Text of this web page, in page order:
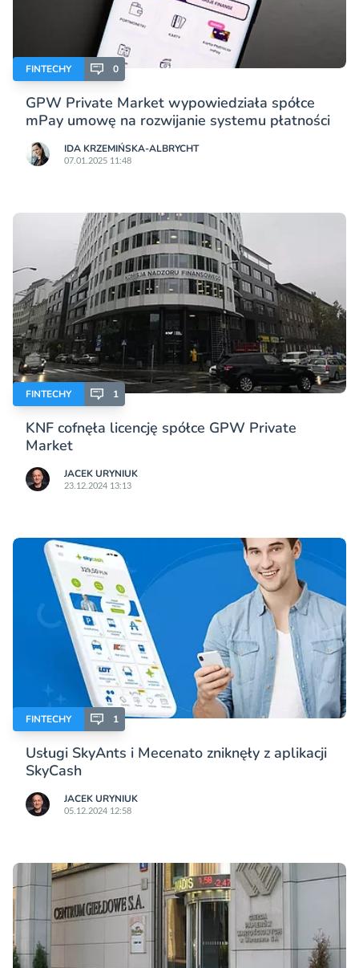
FINTECHY 0
GPW Private Market wypowiedziała spółce
mPay umowę na rozwijanie systemu płatności
IDA KRZEMIŃSKA-ALBRYCHT
07.01.2025 11:48
FINTECHY 1
KNF cofnęła licencję spółce GPW Private
Market
JACEK URYNIUK
23.12.2024 13:13
FINTECHY 1
Usługi SkyAnts i Mecenato zniknęły z aplikacji
SkyCash
JACEK URYNIUK
05.12.2024 12:58